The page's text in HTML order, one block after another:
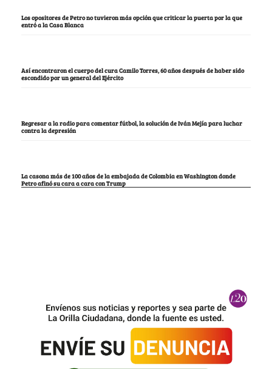
Los opositores de Petro no tuvieron más opción que criticar la puerta por la que
entró a la Casa Blanca
Así encontraron el cuerpo del cura Camilo Torres, 60 años después de haber sido
escondido por un general del Ejército
Regresar a la radio para comentar fútbol, la solución de Iván Mejía para luchar
contra la depresión
La casona más de 100 años de la embajada de Colombia en Washington donde
Petro afinó su cara a cara con Trump